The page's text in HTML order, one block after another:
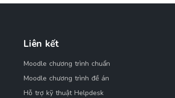
Liên kết
Moodle chương trình chuẩn
Moodle chương trình đề án
Hỗ trợ kỹ thuật Helpdesk